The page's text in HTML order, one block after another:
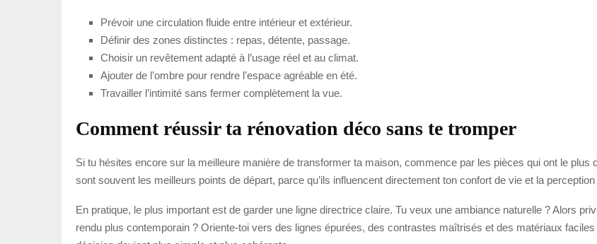
Prévoir une circulation fluide entre intérieur et extérieur.
Définir des zones distinctes : repas, détente, passage.
Choisir un revêtement adapté à l’usage réel et au climat.
Ajouter de l’ombre pour rendre l’espace agréable en été.
Travailler l’intimité sans fermer complètement la vue.
Comment réussir ta rénovation déco sans te tromper
Si tu hésites encore sur la meilleure manière de transformer ta maison, commence par les pièces qui ont le plus
sont souvent les meilleurs points de départ, parce qu’ils influencent directement ton confort de vie et la
En pratique, le plus important est de garder une ligne directrice claire. Tu veux une ambiance naturelle ? Alors
rendu plus contemporain ? Oriente-toi vers des lignes épurées, des contrastes maîtrisés et des matériaux